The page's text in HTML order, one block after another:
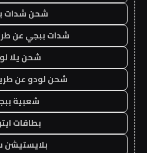
شحن شدات
شدات ببجي عن
شحن يلا
شحن لودو عن
شعبية
بطاقات
بلايستيشن